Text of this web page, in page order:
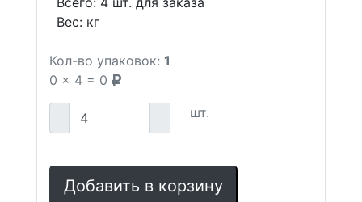
Вес: кг
Кол-во упаковок: 1
0 x 4 = 0
шт.
Добавить в корзину